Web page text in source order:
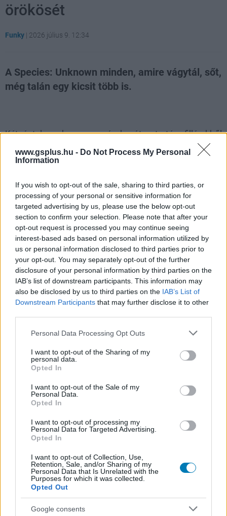
www.gsplus.hu - Do Not Process My Personal
Information
If you wish to opt-out of the sale, sharing to third parties, or
processing of your personal or sensitive information for
targeted advertising by us, please use the below opt-out
section to confirm your selection. Please note that after your
opt-out request is processed you may continue seeing
interest-based ads based on personal information utilized by
us or personal information disclosed to third parties prior to
your opt-out. You may separately opt-out of the further
disclosure of your personal information by third parties on the
IAB’s list of downstream participants. This information may
also be disclosed by us to third parties on the IAB’s List of
Downstream Participants that may further disclose it to other
Please note that this website/app uses one or more Google
not limited to your visit or usage behaviour. You may click to
grant or deny consent to Google and its third-party tags to
use your data for below specified purposes in below Google
consent section.
Personal Data Processing Opt Outs
I want to opt-out of the Sharing of my
personal data.
Opted In
I want to opt-out of the Sale of my
Personal Data.
Opted In
I want to opt-out of processing my
Personal Data for Targeted Advertising.
Opted In
I want to opt-out of Collection, Use,
Retention, Sale, and/or Sharing of my
Personal Data that Is Unrelated with the
Purposes for which it was collected.
Opted Out
Google consents
örökösét
Funky | 2026 július 9. 12:34
A Species: Unknown minden, amire vágytál, sőt,
még talán egy kicsit több is.
Kétségtelen, hogy az évek óta tartó, fillérekből
elkészíthető gyakran indokolatlanul népszerű játékok
idejemég nem járt le
, sőt, talán még csak most indulnak
a sokadik ugyanolyan cím között megtalálni a jobb
darabokat. Mindenki szeretne a következő R.E.P.O. vagy
Peak lenni, de mégis úgy tűnik, hogy ez az "egyszerű de
szórakoztató" középút valahogy nem mindenkinek akar
összejönni.
Sajnos engem is túl sokszor beszéltek rá olyan olcsó
játékokra, amikről előre tudtam, hogy pár óránál többet
valószínűleg nem fogok velük játszani, de mindent a
barátokért, nemde? Egy ilyen csalódás után találtam rá a
hanem a rövidke előzetes után is, ami azért ritka ebben a
kategóriában.
Némi szkepticizmussal, de végül rávettem magam
a vásárlásra, és kijelenthetem, nagyon jól tettem.
Ezen a hajón nem él ilyen
A játék - hasonlóan a fentebb említett példákhoz - nem
mesél sokat, maximum egy kontextust ad, ami nagyjából
űrállomásunk terminálján keresztül munkákat
vállalhatunk el különböző cégektől, ahol elhagyatott
hajók fekete dobozát kell elhozni, vagy felrobbantani az
egészet, úgy ahogy van. Mindezt természetesen nem
ingyen, hanem busás jutalomért cserébe, amiből aztán